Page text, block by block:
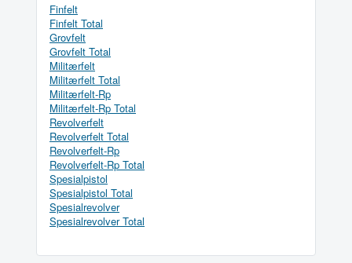
Finfelt
Finfelt Total
Grovfelt
Grovfelt Total
Militærfelt
Militærfelt Total
Militærfelt-Rp
Militærfelt-Rp Total
Revolverfelt
Revolverfelt Total
Revolverfelt-Rp
Revolverfelt-Rp Total
Spesialpistol
Spesialpistol Total
Spesialrevolver
Spesialrevolver Total